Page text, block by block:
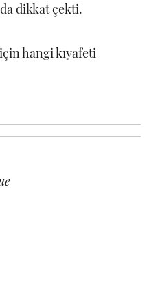
dikkat çekti.
hangi kıyafeti